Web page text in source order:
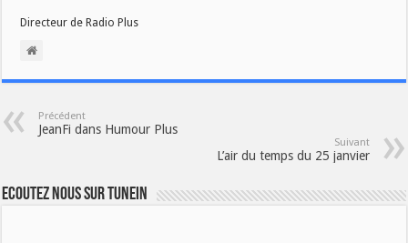
Directeur de Radio Plus
Précédent
JeanFi dans Humour Plus
Suivant
L’air du temps du 25 janvier
Ecoutez nous sur TuneIn